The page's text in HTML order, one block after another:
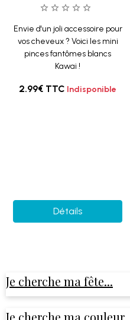
Envie d'un joli accessoire pour
vos cheveux ? Voici les mini
pinces fantômes blancs
Kawai !
2.99€ TTC Indisponible
Détails
Je cherche ma fête...
Je cherche ma couleur...